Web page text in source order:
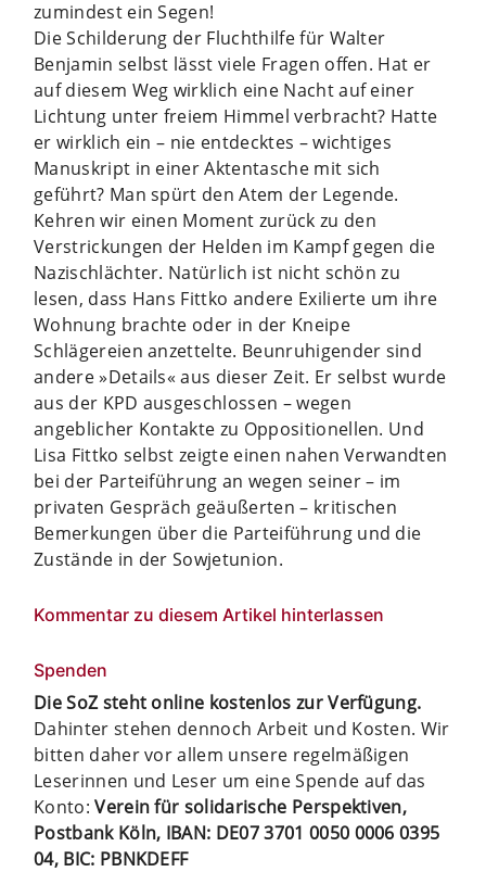
zumindest ein Segen!
Die Schilderung der Fluchthilfe für Walter
Benjamin selbst lässt viele Fragen offen. Hat er
auf diesem Weg wirklich eine Nacht auf einer
Lichtung unter freiem Himmel verbracht? Hatte
er wirklich ein – nie entdecktes – wichtiges
Manuskript in einer Aktentasche mit sich
geführt? Man spürt den Atem der Legende.
Kehren wir einen Moment zurück zu den
Verstrickungen der Helden im Kampf gegen die
Nazischlächter. Natürlich ist nicht schön zu
lesen, dass Hans Fittko andere Exilierte um ihre
Wohnung brachte oder in der Kneipe
Schlägereien anzettelte. Beunruhigender sind
andere »Details« aus dieser Zeit. Er selbst wurde
aus der KPD ausgeschlossen – wegen
angeblicher Kontakte zu Oppositionellen. Und
Lisa Fittko selbst zeigte einen nahen Verwandten
bei der Parteiführung an wegen seiner – im
privaten Gespräch geäußerten – kritischen
Bemerkungen über die Parteiführung und die
Zustände in der Sowjetunion.
Kommentar zu diesem Artikel hinterlassen
Spenden
Die SoZ steht online kostenlos zur Verfügung.
Dahinter stehen dennoch Arbeit und Kosten. Wir
bitten daher vor allem unsere regelmäßigen
Leserinnen und Leser um eine Spende auf das
Konto:Verein für solidarische Perspektiven,
Postbank Köln, IBAN: DE07 3701 0050 0006 0395
04, BIC: PBNKDEFF